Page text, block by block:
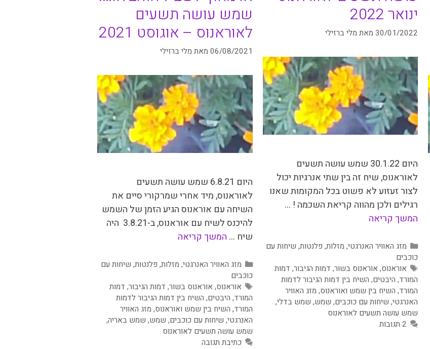
ינואר 2022
30/01/2022 מאת מלי ברזילי
היום 30.1.22 שמש עושה תשעים
לאוראנוס, שיח זה בין שתי אנרגיות יכול
לצור זעזוע לא פשוט בכל המקומות שאנו
רגילים ולכן מהווה קריאת השכמה ! …
המשך קריאה
קטגוריות
מזג האוויר האנרגטי, מזלות, פלנטות, שיחות עם
כוכבים
תגיות
אוראנוס, אוראנוס בשור, דמות הגיבור, דמות
המורד, היבטים, השיח בין דמות הגיבור לדמות
המורד, השיח בין שמש ואוראנוס, מזג האוויר
האנרגטי, שיחות עם כוכבים, שמש, שמש בדלי,
שמש עושה תשעים לאוראנוס
2 תגובות
שמש עושה תשעים
לאוראנוס – אוגוסט 2021
06/08/2021 מאת מלי ברזילי
היום 6.8.21 שמש עושה תשעים
לאוראנוס, מיד אחרי שמרקורי סיים את
השיחה עם אוראנוס הגיע הזמן של השמש
להיכנס לשיח עם אוראנוס, ב-3.8.21 היה
שיח … המשך קריאה
קטגוריות
מזג האוויר האנרגטי, מזלות, פלנטות, שיחות עם
כוכבים
תגיות
אוראנוס, אוראנוס בשור, דמות הגיבור, דמות
המורד, היבטים, השיח בין דמות הגיבור לדמות
המורד, השיח בין שמש ואוראנוס, מזג האוויר
האנרגטי, שיחות עם כוכבים, שמש, שמש באריה,
שמש עושה תשעים לאוראנוס
כתיבת תגובה